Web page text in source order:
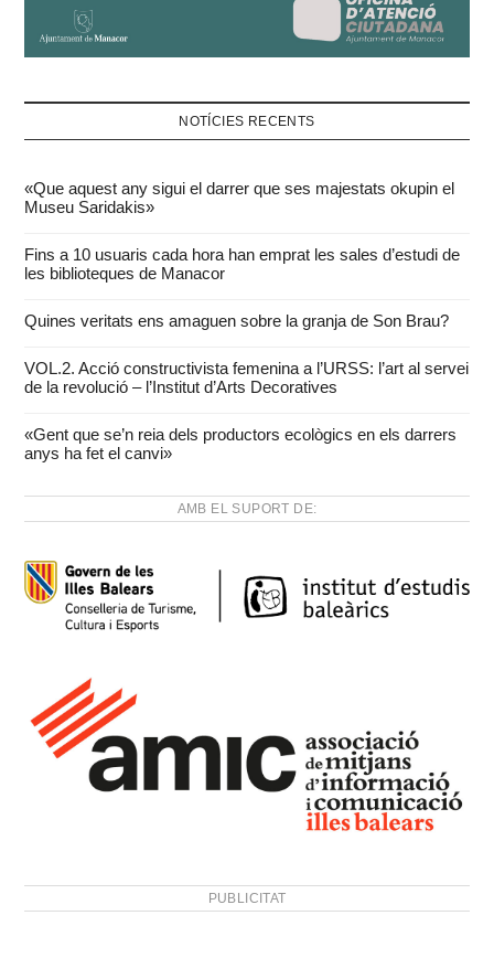
NOTÍCIES RECENTS
«Que aquest any sigui el darrer que ses majestats okupin el
Museu Saridakis»
Fins a 10 usuaris cada hora han emprat les sales d’estudi de
les biblioteques de Manacor
Quines veritats ens amaguen sobre la granja de Son Brau?
VOL.2. Acció constructivista femenina a l’URSS: l’art al servei
de la revolució – l’Institut d’Arts Decoratives
«Gent que se’n reia dels productors ecològics en els darrers
anys ha fet el canvi»
AMB EL SUPORT DE:
PUBLICITAT